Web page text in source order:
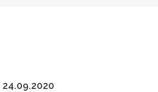
24.09.2020